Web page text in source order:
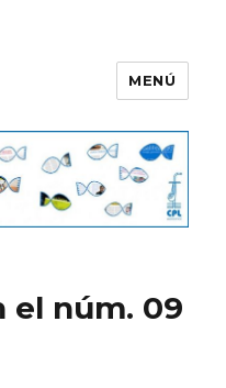
MENÚ
el núm. 09